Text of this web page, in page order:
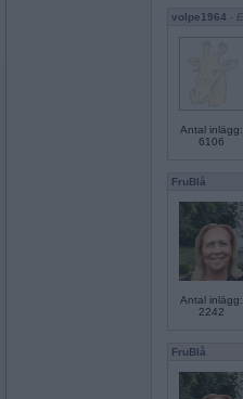
volpe1964 -
Antal inlägg:
6106
FruBlå
Antal inlägg:
2242
FruBlå